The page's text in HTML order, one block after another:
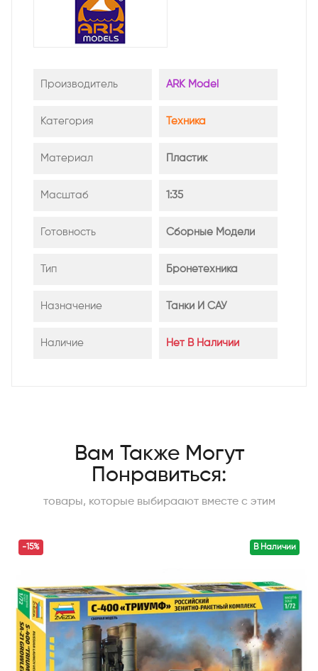
Производитель ARK Model
Категория Техника
Материал Пластик
Масштаб 1:35
Готовность Сборные Модели
Тип Бронетехника
Назначение Танки И САУ
Наличие Нет В Наличии
Вам Также Могут
Понравиться:
товары, которые выбираают вместе с этим
В Наличии
-15%